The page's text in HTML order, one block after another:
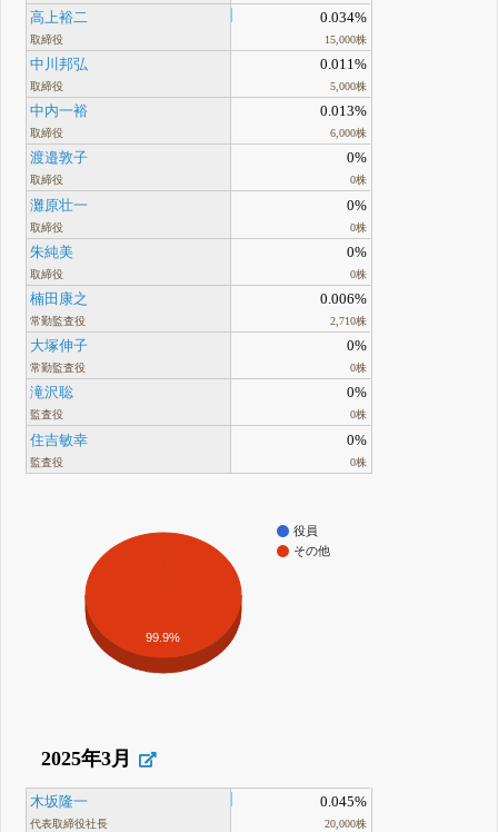
高上裕二
取締役
0.034%
15,000株
中川邦弘
取締役
0.011%
5,000株
中内一裕
取締役
0.013%
6,000株
渡邉敦子
取締役
0%
0株
灘原壮一
取締役
0%
0株
朱純美
取締役
0%
0株
楠田康之
常勤監査役
0.006%
2,710株
大塚伸子
常勤監査役
0%
0株
滝沢聡
監査役
0%
0株
住吉敏幸
監査役
0%
0株
役員
その他
99.9%
2025年3月
木坂隆一
代表取締役社長
0.045%
20,000株